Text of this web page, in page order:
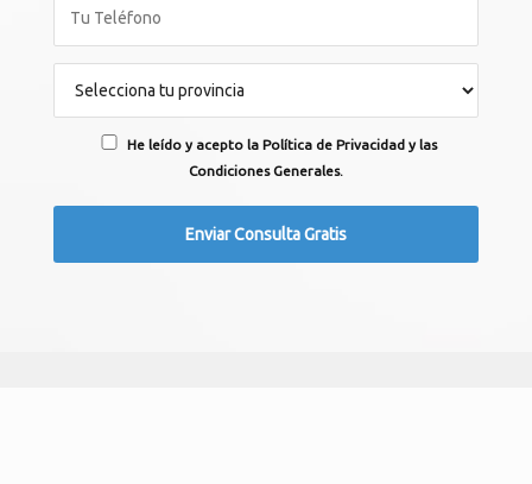
He leído y acepto la Política de Privacidad y las
Condiciones Generales.